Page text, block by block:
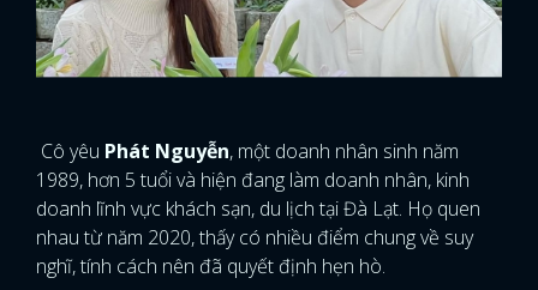
Cô yêu Phát Nguyễn, một doanh nhân sinh năm
1989, hơn 5 tuổi và hiện đang làm doanh nhân, kinh
doanh lĩnh vực khách sạn, du lịch tại Đà Lạt. Họ quen
nhau từ năm 2020, thấy có nhiều điểm chung về suy
nghĩ, tính cách nên đã quyết định hẹn hò.